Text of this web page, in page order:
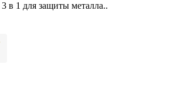
в 1 для защиты металла..